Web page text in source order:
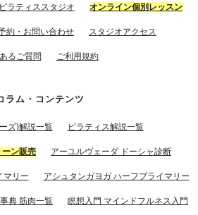
ラティススタジオ オンライン個別レッスン
約・お問い合わせ スタジオアクセス
るご質問 ご利用規約
ラム・コンテンツ
ズ)解説一覧 ピラティス解説一覧
ーン販売 アーユルヴェーダ ドーシャ診断
マリー アシュタンガヨガ ハーフプライマリー
典 筋肉一覧 瞑想入門 マインドフルネス入門